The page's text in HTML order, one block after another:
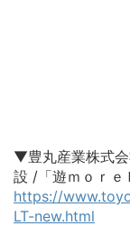
▼豊丸産業株式
設 /「遊ｍｏｒｅ
https://
LT-new.html